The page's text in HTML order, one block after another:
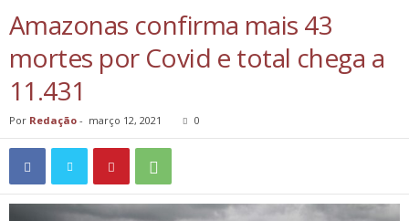
Amazonas confirma mais 43
mortes por Covid e total chega a
11.431
Por Redação - março 12, 2021 0